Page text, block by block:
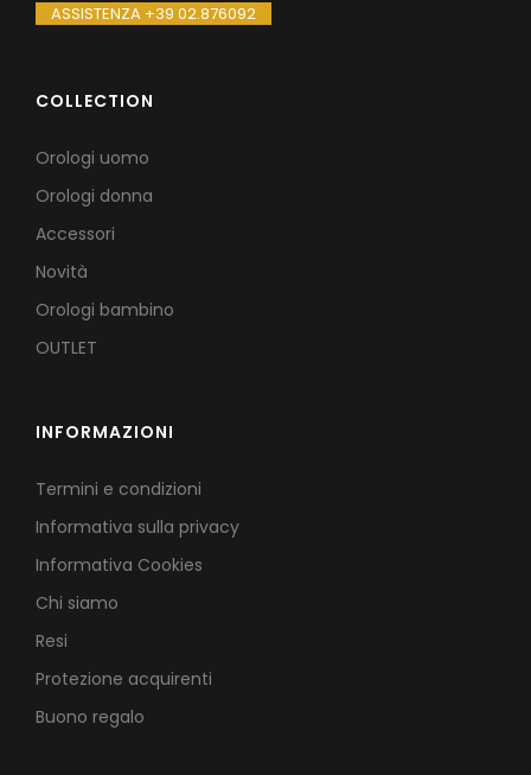
ASSISTENZA +39 02.876092
COLLECTION
Orologi uomo
Orologi donna
Accessori
Novità
Orologi bambino
OUTLET
INFORMAZIONI
Termini e condizioni
Informativa sulla privacy
Informativa Cookies
Chi siamo
Resi
Protezione acquirenti
Buono regalo